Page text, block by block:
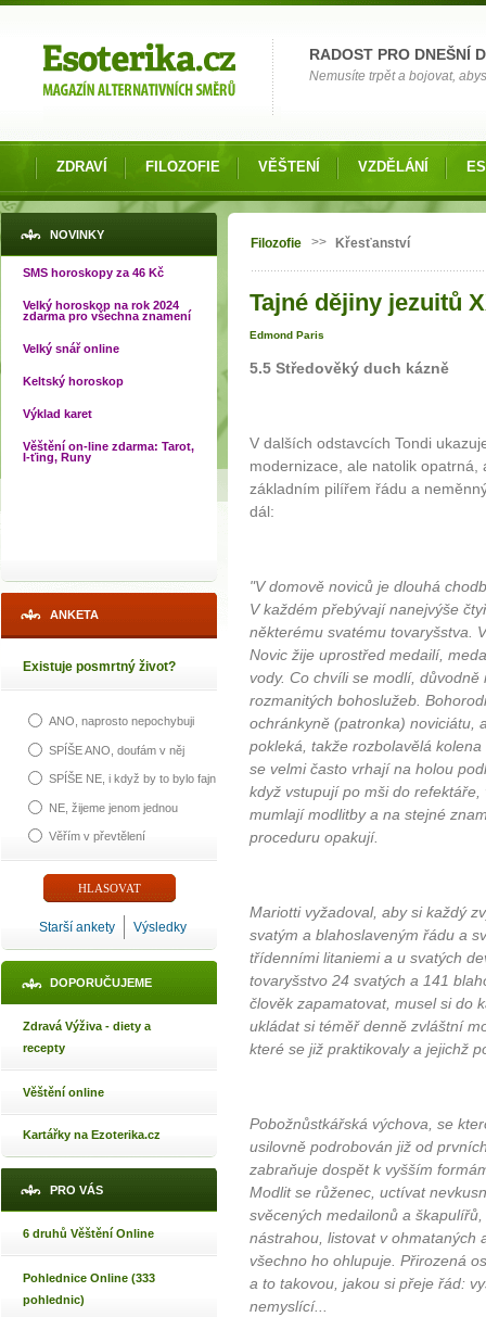
RADOST PRO DNEŠNÍ
Nemusíte trpět a bojovat,
ZDRAVÍ FILOZOFIE VĚŠTENÍ VZDĚLÁNÍ
NOVINKY
SMS horoskopy za 46 Kč
Velký horoskop na rok 2024
zdarma pro všechna znamení
Velký snář online
Keltský horoskop
Výklad karet
Věštění on-line zdarma: Tarot,
I-ťing, Runy
ANKETA
Existuje posmrtný život?
ANO, naprosto nepochybuji
SPÍŠE ANO, doufám v něj
SPÍŠE NE, i když by to bylo fajn
NE, žijeme jenom jednou
Věřím v převtělení
Starší ankety Výsledky
DOPORUČUJEME
Zdravá Výživa - diety a
recepty
Věštění online
Kartářky na Ezoterika.cz
PRO VÁS
6 druhů Věštění Online
Pohlednice Online (333
pohlednic)
Jste zde
Filozofie >> Křesťanství
Tajné dějiny jezuitů
Edmond Paris
5.5 Středověký duch kázně
V dalších odstavcích Tondi
modernizace, ale natolik
základním pilířem řádu a
dál:
"V domově noviců je dlouhá
V každém přebývají nanejvýše
některému svatému tovaryšstva.
Novic žije uprostřed medailí,
vody. Co chvíli se modlí,
rozmanitých bohoslužeb.
ochránkyně (patronka) noviciátu,
pokleká, takže rozbolavělá
se velmi často vrhají na holou
když vstupují po mši do
mumlají modlitby a na stejné
proceduru opakují.
Mariotti vyžadoval, aby si každý
svatým a blahoslaveným řádu a
třídenními litaniemi a u svatých
tovaryšstvo 24 svatých a 141
člověk zapamatovat, musel si do
ukládat si téměř denně zvláštní
které se již praktikovaly a jejichž
Pobožnůstkářská výchova, se
usilovně podrobován již od
zabraňuje dospět k vyšším
Modlit se růženec, uctívat
svěcených medailonů a
nástrahou, listovat v ohmataných
všechno ho ohlupuje. Přirozená
a to takovou, jakou si přeje řád:
nemyslící...